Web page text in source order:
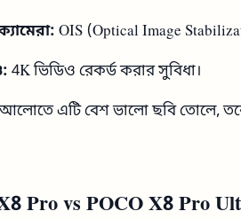
OIS (Optical Image
4K ভিডিও রেকর্ড করার সুবিধা।
আলোতে এটি বেশ ভালো ছবি তোলে,
Pro vs POCO X8 Pro